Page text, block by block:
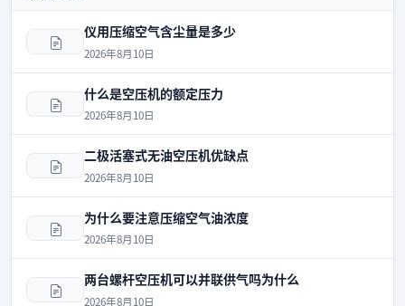
仪用压缩空气含尘量是多少
2026年8月10日
什么是空压机的额定压力
2026年8月10日
二极活塞式无油空压机优缺点
2026年8月10日
为什么要注意压缩空气油浓度
2026年8月10日
两台螺杆空压机可以并联供气吗为什么
2026年8月10日